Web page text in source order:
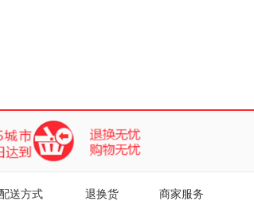
配送方式 退换货 商家服务